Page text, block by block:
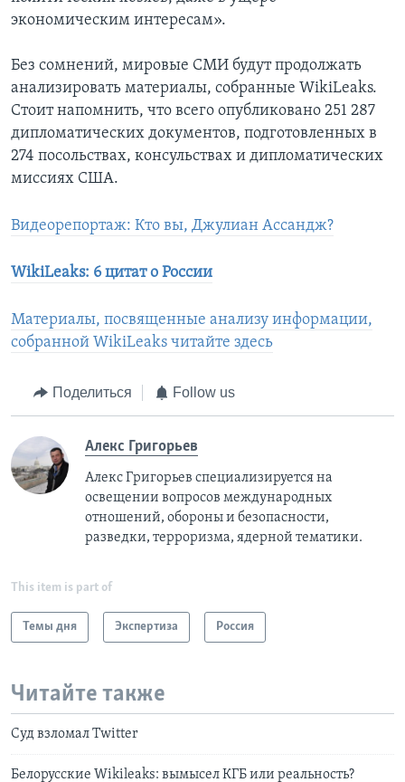
экономическим интересам».
Без сомнений, мировые СМИ будут продолжать
анализировать материалы, собранные WikiLeaks.
Стоит напомнить, что всего опубликовано 251 287
дипломатических документов, подготовленных в
274 посольствах, консульствах и дипломатических
миссиях США.
Видеорепортаж: Кто вы, Джулиан Ассандж?
WikiLeaks: 6 цитат о России
Материалы, посвященные анализу информации,
собранной WikiLeaks читайте здесь
Поделиться Follow us
Алекс Григорьев
Алекс Григорьев специализируется на
освещении вопросов международных
отношений, обороны и безопасности,
разведки, терроризма, ядерной тематики.
This item is part of
Темы дня Экспертиза Россия
Читайте также
Суд взломал Twitter
Белорусские Wikileaks: вымысел КГБ или реальность?